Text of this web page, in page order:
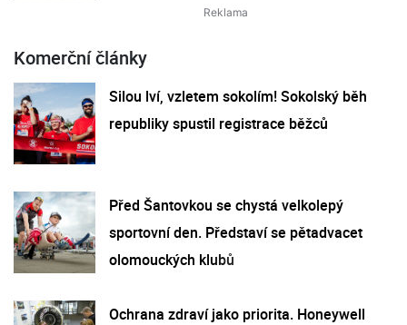
Komerční články
Silou lví, vzletem sokolím! Sokolský běh
republiky spustil registrace běžců
Před Šantovkou se chystá velkolepý
sportovní den. Představí se pětadvacet
olomouckých klubů
Ochrana zdraví jako priorita. Honeywell